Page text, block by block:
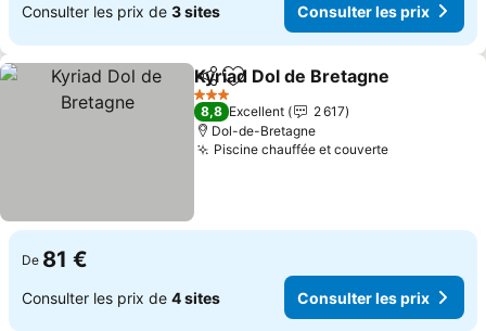
Consulter les prix de 3 sites Consulter les prix
PartagerAjouter à mes favoris
Kyriad Dol de Bretagne
3 Étoiles
8,8 Excellent
2 617
Dol-de-Bretagne
Piscine chauffée et couverteConsulter
De 81 €
Consulter les prix de 4 sites Consulter les prix